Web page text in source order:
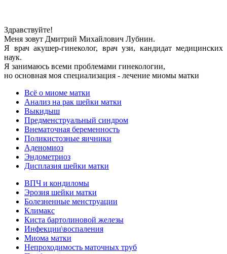
Здравствуйте!
Меня зовут Дмитрий Михайлович Лубнин.
Я врач акушер-гинеколог, врач узи, кандидат медицинских
наук.
Я занимаюсь всеми проблемами гинекологии,
но основная моя специализация - лечение миомы матки
Всё о миоме матки
Анализ на рак шейки матки
Выкидыш
Предменструальный синдром
Внематочная беременность
Поликистозные яичники
Аденомиоз
Эндометриоз
Дисплазия шейки матки
ВПЧ и кондиломы
Эрозия шейки матки
Болезненные менструации
Климакс
Киста бартолиновой железы
Инфекции\воспаления
Миома матки
Непроходимость маточных труб